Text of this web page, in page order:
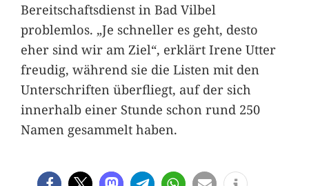
Bereitschaftsdienst in Bad Vilbel
problemlos. „Je schneller es geht, desto
eher sind wir am Ziel“, erklärt Irene Utter
freudig, während sie die Listen mit den
Unterschriften überfliegt, auf der sich
innerhalb einer Stunde schon rund 250
Namen gesammelt haben.